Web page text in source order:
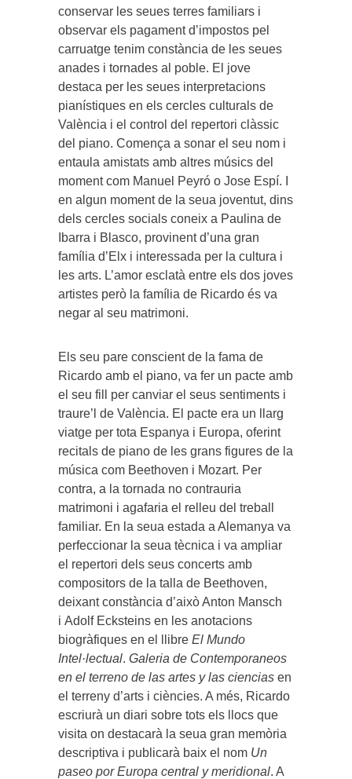
conservar les seues terres familiars i
observar els pagament d’impostos pel
carruatge tenim constància de les seues
anades i tornades al poble. El jove
destaca per les seues interpretacions
pianístiques en els cercles culturals de
València i el control del repertori clàssic
del piano. Comença a sonar el seu nom i
entaula amistats amb altres músics del
moment com Manuel Peyró o Jose Espí. I
en algun moment de la seua joventut, dins
dels cercles socials coneix a Paulina de
Ibarra i Blasco, provinent d’una gran
família d’Elx i interessada per la cultura i
les arts. L’amor esclatà entre els dos joves
artistes però la família de Ricardo és va
negar al seu matrimoni.
Els seu pare conscient de la fama de
Ricardo amb el piano, va fer un pacte amb
el seu fill per canviar el seus sentiments i
traure’l de València. El pacte era un llarg
viatge per tota Espanya i Europa, oferint
recitals de piano de les grans figures de la
música com Beethoven i Mozart. Per
contra, a la tornada no contrauria
matrimoni i agafaria el relleu del treball
familiar. En la seua estada a Alemanya va
perfeccionar la seua tècnica i va ampliar
el repertori dels seus concerts amb
compositors de la talla de Beethoven,
deixant constància d’això Anton Mansch
i Adolf Ecksteins en les anotacions
biogràfiques en el llibre El Mundo
Intel·lectual. Galeria de Contemporaneos
en el terreno de las artes y las ciencias en
el terreny d’arts i ciències. A més, Ricardo
escriurà un diari sobre tots els llocs que
visita on destacarà la seua gran memòria
descriptiva i publicarà baix el nom Un
paseo por Europa central y meridional. A